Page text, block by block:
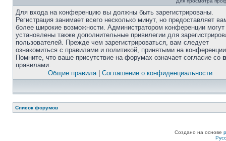
Для входа на конференцию вы должны быть зарегистрированы.
Регистрация занимает всего несколько минут, но предоставляет
более широкие возможности. Администратором конференции
установлены также дополнительные привилегии для
пользователей. Прежде чем зарегистрироваться, вам следует
ознакомиться с правилами и политикой, принятыми на
Помните, что ваше присутствие на форумах означает согласие со
правилами.
Общие правила| Соглашение о конфиденциальности
Список форумов
Создано на основе